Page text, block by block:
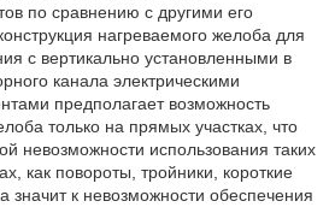
по сравнению с другими его
нагреваемого желоба для
с вертикально установленными в
канала электрическими
предполагает возможность
только на прямых участках, что
невозможности использования таких
как повороты, тройники, короткие
значит к невозможности обеспечения